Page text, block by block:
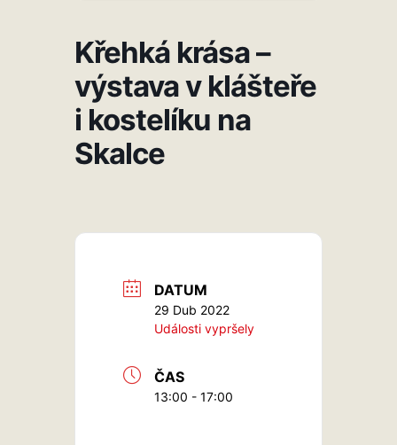
Křehká krása –
výstava v klášteře
i kostelíku na
Skalce
DATUM
29 Dub 2022
Události vypršely
ČAS
13:00 - 17:00